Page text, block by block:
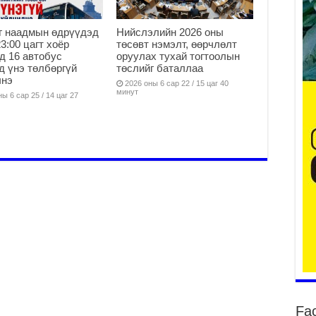
наадмын өдрүүдэд
цагт хоёр
16 автобус
үнэ төлбөргүй
6 сар 25 / 14 цаг 27
Нийслэлийн 2026 оны
төсөвт нэмэлт, өөрчлөлт
оруулах тухай тогтоолын
төслийг баталлаа
2026 оны 6 сар 22 / 15 цаг 40
минут